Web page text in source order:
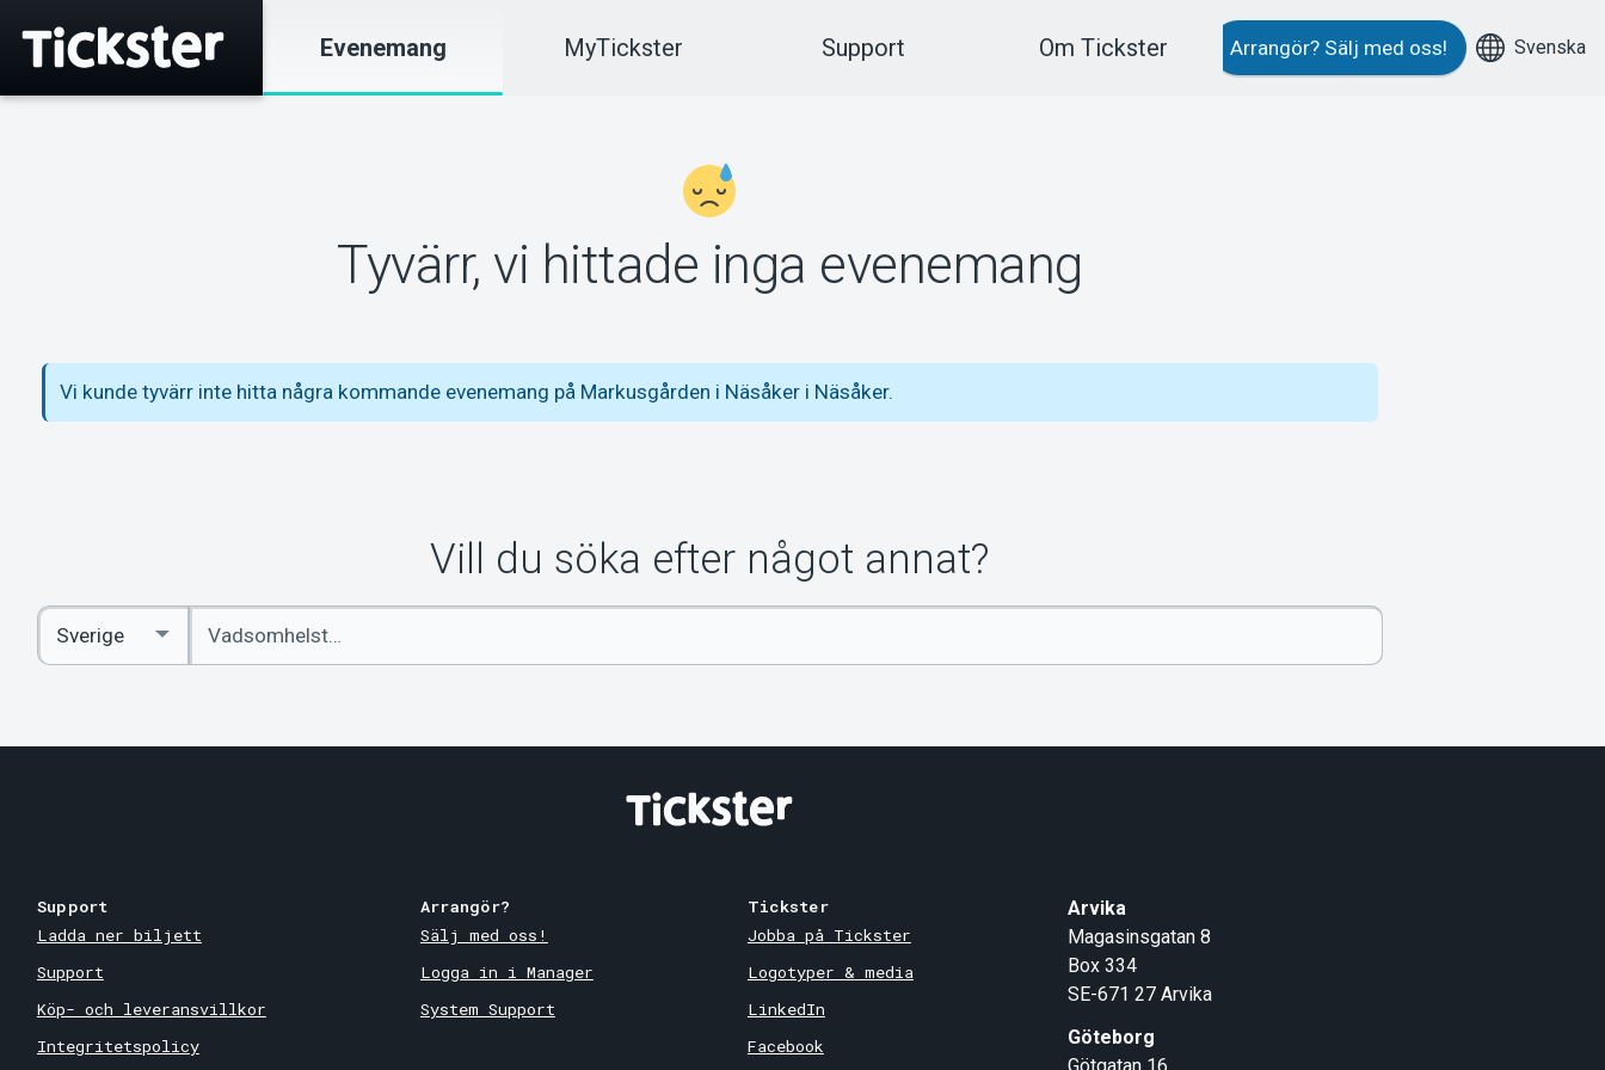
Evenemang MyTickster Support Om Tickster Arrangör? Sälj med oss! Svenska
Tyvärr, vi hittade inga evenemang
Vi kunde tyvärr inte hitta några kommande evenemang på Markusgården i Näsåker i Näsåker.
Vill du söka efter något annat?
Ange
sökord
Select
Country
Support
Ladda ner biljett
Support
Köp- och leveransvillkor
Integritetspolicy
Arrangör?
Sälj med oss!
Logga in i Manager
System Support
Tickster
Jobba på Tickster
Logotyper & media
LinkedIn
Facebook
Arvika
Magasinsgatan 8
Box 334
SE-671 27 Arvika
Göteborg